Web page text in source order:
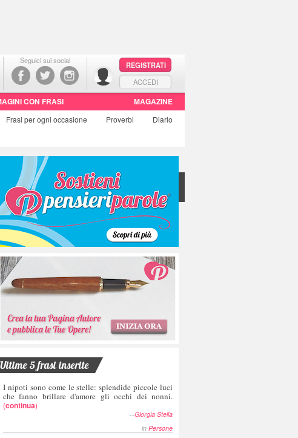
Seguici sui social
REGISTRATI
ACCEDI
CON FRASI MAGAZINE
Frasiper ogni occasione Proverbi
Diario
5 frasi inserite
I nipoti sono come le stelle: splendide piccole luci
che fanno brillare d'amore gli occhi dei nonni.
(continua)
--Giorgia Stella
in Persone